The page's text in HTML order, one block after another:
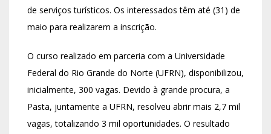
de serviços turísticos. Os interessados têm até (31) de
maio para realizarem a inscrição.
O curso realizado em parceria com a Universidade
Federal do Rio Grande do Norte (UFRN), disponibilizou,
inicialmente, 300 vagas. Devido à grande procura, a
Pasta, juntamente a UFRN, resolveu abrir mais 2,7 mil
vagas, totalizando 3 mil oportunidades. O resultado